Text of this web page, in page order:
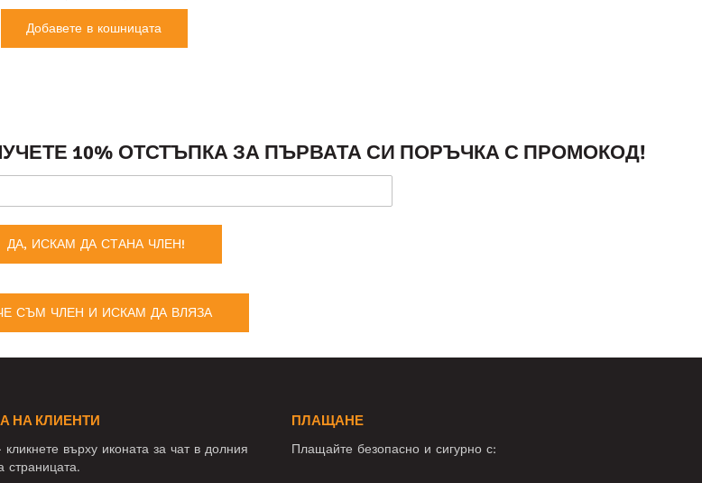
Добавете в кошницата
10% ОТСТЪПКА ЗА ПЪРВАТА СИ ПОРЪЧКА С ПРОМОКОД!
ДА, ИСКАМ ДА СТАНА ЧЛЕН!
СЪМ ЧЛЕН И ИСКАМ ДА ВЛЯЗА
НА КЛИЕНТИ
върху иконата за чат в долния
страницата.
ПЛАЩАНЕ
Плащайте безопасно и сигурно с: